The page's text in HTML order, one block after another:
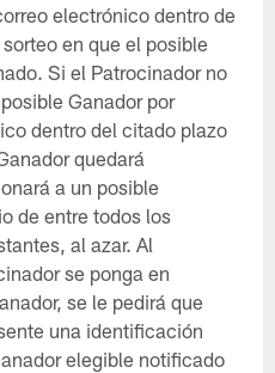
electrónico dentro de
en que el posible
Si el Patrocinador no
Ganador por
dentro del citado plazo
quedará
a un posible
de entre todos los
al azar. Al
se ponga en
se le pedirá que
una identificación
elegible notificado